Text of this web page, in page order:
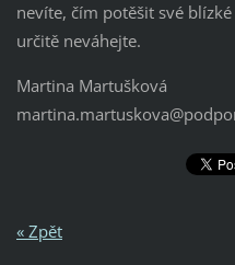
nevíte, čím potěšit své
určitě neváhejte.
Martina Martušková
« Zpět